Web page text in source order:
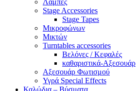
Λάμπες
Stage Accessories
Stage Tapes
Μικροφώνων
Μικτών
Turntables accessories
Βελόνες / Κεφαλές
καθαριστικά-Αξεσουάρ
Αξεσουάρ Φωτισμού
Υγρά Special Effects
Καλώδια – Βύσματα